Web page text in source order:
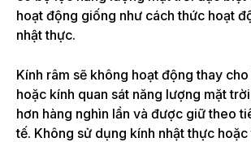
hoạt động giống như cách thức hoạt
nhật thực.
Kính râm sẽ không hoạt động thay
hoặc kính quan sát năng lượng mặt
hơn hàng nghìn lần và được giữ theo
tế. Không sử dụng kính nhật thực